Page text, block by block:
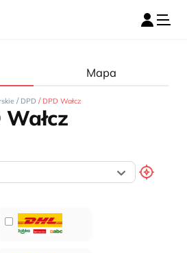
Mapa
/ DPD / DPD Wałcz